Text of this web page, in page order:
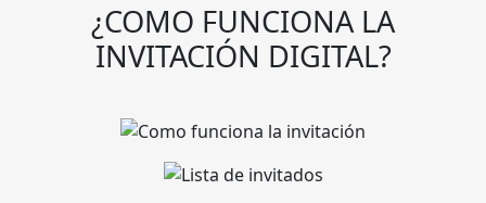
¿COMO FUNCIONA LA
INVITACIÓN DIGITAL?